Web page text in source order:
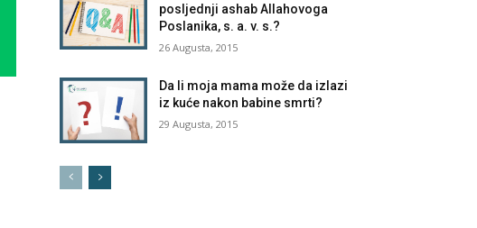
posljednji ashab Allahovoga
Poslanika, s. a. v. s.?
26 Augusta, 2015
Da li moja mama može da izlazi
iz kuće nakon babine smrti?
29 Augusta, 2015